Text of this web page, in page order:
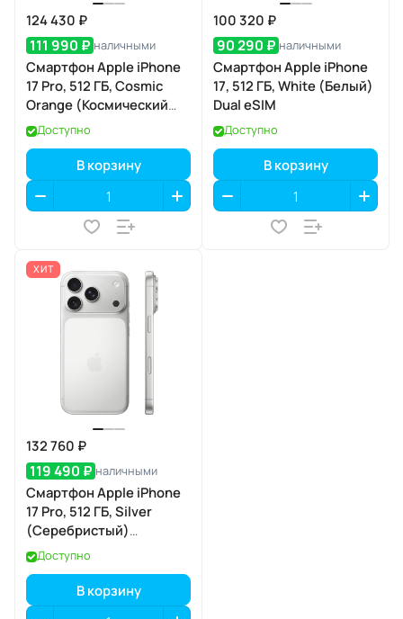
124 430 ₽
111 990 ₽ наличными
Смартфон Apple iPhone
17 Pro, 512 ГБ, Cosmic
Orange (Космический
оранжевый) Dual eSIM
Доступно
В корзину
100 320 ₽
90 290 ₽ наличными
Смартфон Apple iPhone
17, 512 ГБ, White (Белый)
Dual eSIM
Доступно
В корзину
ХИТ
132 760 ₽
119 490 ₽ наличными
Смартфон Apple iPhone
17 Pro, 512 ГБ, Silver
(Серебристый)
SIM+eSIM
Доступно
В корзину